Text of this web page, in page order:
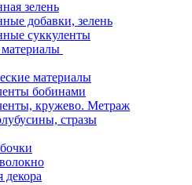
зелень
добавки, зелень
суккуленты
материалы
бобинами
кружево. Метраж
стразы
декора